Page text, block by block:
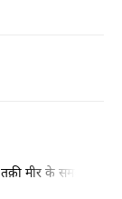
मीर के समकालीन